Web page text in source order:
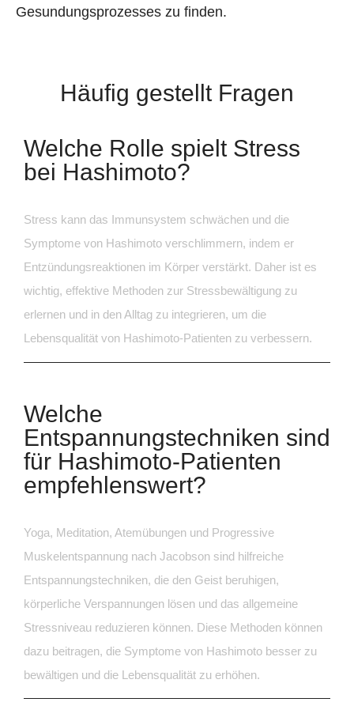
Gesundungsprozesses zu finden.
Häufig gestellt Fragen
Welche Rolle spielt Stress
bei Hashimoto?
Stress kann das Immunsystem schwächen und die
Symptome von Hashimoto verschlimmern, indem er
Entzündungsreaktionen im Körper verstärkt. Daher ist es
wichtig, effektive Methoden zur Stressbewältigung zu
erlernen und in den Alltag zu integrieren, um die
Lebensqualität von Hashimoto-Patienten zu verbessern.
Welche
Entspannungstechniken sind
für Hashimoto-Patienten
empfehlenswert?
Yoga, Meditation, Atemübungen und Progressive
Muskelentspannung nach Jacobson sind hilfreiche
Entspannungstechniken, die den Geist beruhigen,
körperliche Verspannungen lösen und das allgemeine
Stressniveau reduzieren können. Diese Methoden können
dazu beitragen, die Symptome von Hashimoto besser zu
bewältigen und die Lebensqualität zu erhöhen.